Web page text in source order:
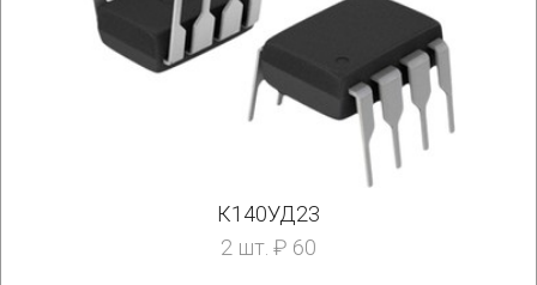
К140УД23
2 шт. ₽ 60